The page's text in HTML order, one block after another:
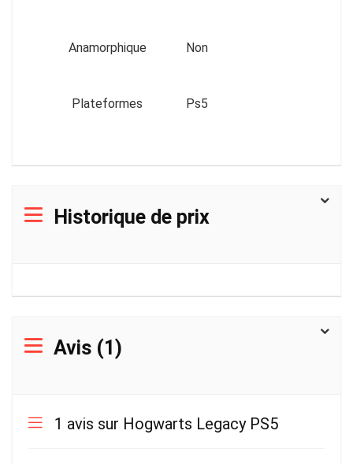
Anamorphique Non
Plateformes Ps5
Historique de prix
Avis (1)
1 avis sur Hogwarts Legacy PS5